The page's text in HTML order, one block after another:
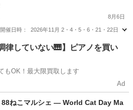
8月6日
催日時： 2026年11月 2・4・5・6・21・22日
駅 地域/お祭り Bloom
律していない🎹】ピアノを買い
もOK！最大限買取します
Ad
88ねこマルシェ — World Cat Day Ma